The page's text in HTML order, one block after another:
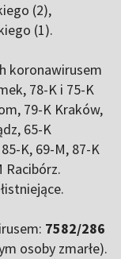
(2),
(1).
koronawirusem
78-K i 75-K
79-K Kraków,
65-K
K, 69-M, 87-K
Racibórz.
7582/286
osoby zmarłe).